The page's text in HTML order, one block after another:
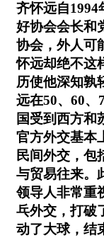
齐怀远自1994
好协会会长和
协会，外人可
怀远却绝不这
历使他深知孰
远在50、60、
国受到西方和
官方外交基本
民间外交，包
与贸易往来。
领导人非常重
乓外交，打破
动了大球，结